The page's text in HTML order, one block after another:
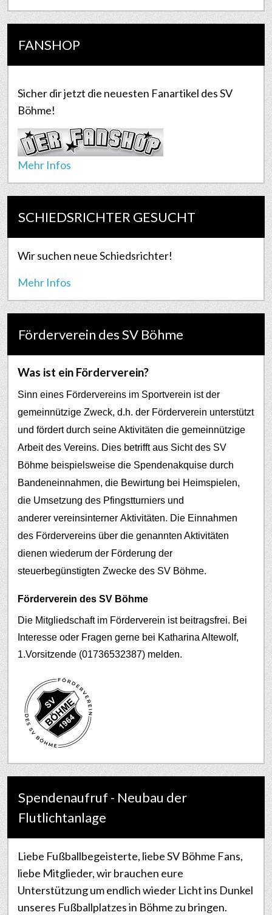
FANSHOP
Sicher dir jetzt die neuesten Fanartikel des SV
Böhme!
Mehr Infos
SCHIEDSRICHTER GESUCHT
Wir suchen neue Schiedsrichter!
Mehr Infos
Förderverein des SV Böhme
Was ist ein Förderverein?
Sinn eines Fördervereins im Sportverein ist der
gemeinnützige Zweck, d.h. der Förderverein unterstützt
und fördert durch seine Aktivitäten die gemeinnützige
Arbeit des Vereins. Dies betrifft aus Sicht des SV
Böhme beispielsweise die Spendenakquise durch
Bandeneinnahmen, die Bewirtung bei Heimspielen,
die Umsetzung des Pfingstturniers und
anderer vereinsinterner Aktivitäten. Die Einnahmen
des Fördervereins über die genannten Aktivitäten
dienen wiederum der Förderung der
steuerbegünstigten Zwecke des SV Böhme.
Förderverein des SV Böhme
Die Mitgliedschaft im Förderverein ist beitragsfrei. Bei
Interesse oder Fragen gerne bei Katharina Altewolf,
1.Vorsitzende (01736532387) melden.
Spendenaufruf - Neubau der
Flutlichtanlage
Liebe Fußballbegeisterte, liebe SV Böhme Fans,
liebe Mitglieder, wir brauchen eure
Unterstützung um endlich wieder Licht ins Dunkel
unseres Fußballplatzes in Böhme zu bringen.